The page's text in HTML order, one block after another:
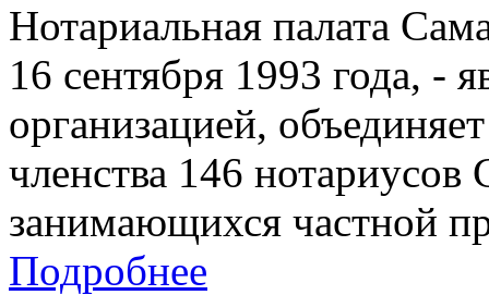
Нотариальная палата
16 сентября 1993 года, -
организацией,
членства 146 нотариусов
занимающихся частной
Подробнее